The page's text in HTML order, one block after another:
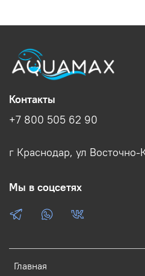
Главная
Контакты
+7 800 505 62 90
г Краснодар, ул Восточно-
Мы в соцсетях